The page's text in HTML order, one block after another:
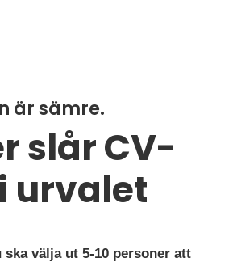
är sämre.
slår CV-
urvalet
välja ut 5-10 personer att